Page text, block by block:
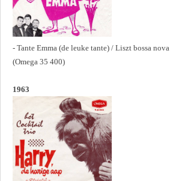
- Tante Emma (de leuke tante) / Liszt bossa nova
(Omega 35 400)
1963